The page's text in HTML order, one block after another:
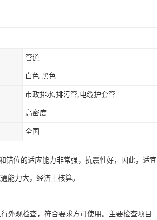
管道
白色 黑色
市政排水,排污管,电缆护套管
高密度
全国
错位的适应能力非常强，抗震性好，因此，适宜
能力大，经济上核算。
外观检查，符合要求方可使用。主要检查项目